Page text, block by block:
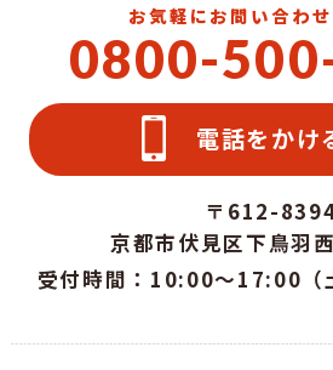
お気軽にお問い合わ
0800-
電話をかけ
〒612-
京都市伏見区下鳥羽
受付時間：10:00～17:00（